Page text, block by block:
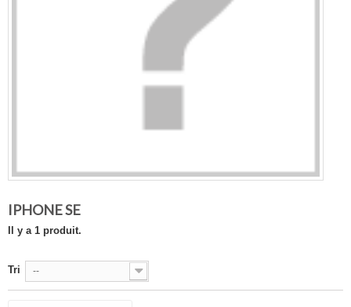
IPHONE SE
Il y a 1 produit.
Tri --